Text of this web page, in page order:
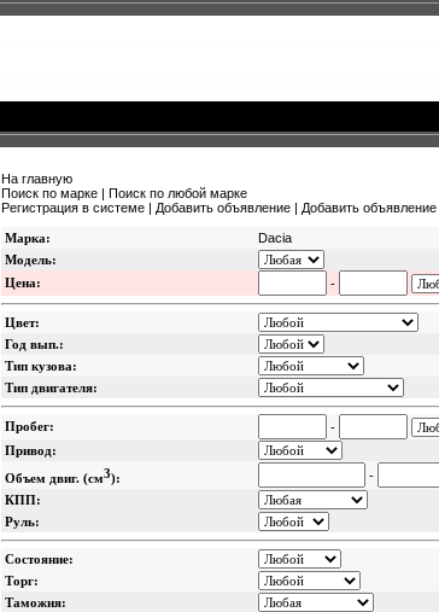
На главную
Поиск по марке | Поиск по любой марке
Регистрация в системе | Добавить объявление | Добавить объявление
Марка:
Dacia
Модель:
Цена:
-
Цвет:
Год вып.:
Тип кузова:
Тип двигателя:
Пробег:
-
Привод:
Объем двиг. (см3):
-
КПП:
Руль:
Состояние:
Торг:
Таможня: